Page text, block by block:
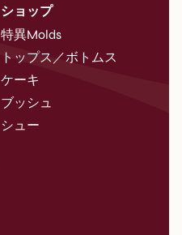
ショップ
特異Molds
トップス／ボトムス
ケーキ
ブッシュ
シュー